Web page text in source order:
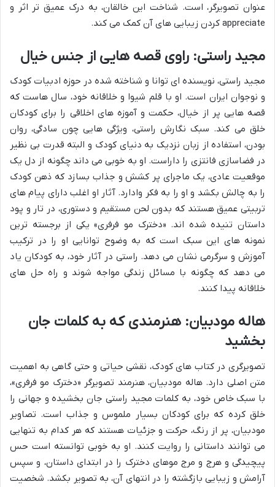
عنوان تصویرگر، است. شناخت این خالقان، به درک عمیق تر اثر و
appreciate کردن زیبایی های آن کمک می کند.
مجید راستی: راوی قصه هایی از جنس خیال
مجید راستی، نویسنده ای توانا و شناخته شده در حوزه ادبیات کودک
و نوجوان ایران است. او با قلم شیوا و خلاقانه خود، سال هاست که
قصه هایی پر از خیال، حکمت و آموزه های اخلاقی را برای کودکان
خلق می کند. سبک نگارش راستی، ویژگی هایی چون سادگی، روان
بودن، استفاده از زبان نزدیک به دنیای کودک و البته قدرت بی نظیر
در فضاسازی فانتزی را داراست. او به خوبی می داند چگونه از دل یک
موقعیت عادی، یک ماجرای پر کشش و جذاب بسازد که ذهن کودک
را به چالش بکشد و او را به فکر وادارد. آثار او اغلب دارای پیام های
تربیتی عمیق هستند که بدون لحن مستقیم و دستوری، در تار و پود
داستان تنیده شده اند. «دخترک مو فرفری» یکی از برجسته ترین
نمونه های این سبک است که به وضوح توانایی او را در ترکیب
آموزش و سرگرمی نشان می دهد. راستی در آثار خود، به کودکان یاد
می دهد که چگونه با مسائل زندگی مواجه شوند و راه حل های
خلاقانه پیدا کنند.
هاله مودبیان: هنرمندی که به کلمات جان
بخشید
تصویرگری در کتاب های کودک، نقشی حیاتی و حتی گاهی به اهمیت
متن اصلی دارد. هاله مودبیان، هنرمند تصویرگر «دخترک مو فرفری»،
با سبک خاص خود، به کلمات مجید راستی جان بخشیده و جهانی را
خلق کرده که برای کودکان بسیار ملموس و جذاب است. تصاویر
مودبیان، پر از رنگ، حرکت و جزئیات هستند که هر کدام به تنهایی
می توانند داستانی را روایت کنند. او به خوبی توانسته است حس
پیچیدگی و هرج و مرج موهای دخترک را در ابتدای داستان، و سپس
آرامش و زیبایی بازگشته را در انتهای آن، به تصویر بکشد. شخصیت